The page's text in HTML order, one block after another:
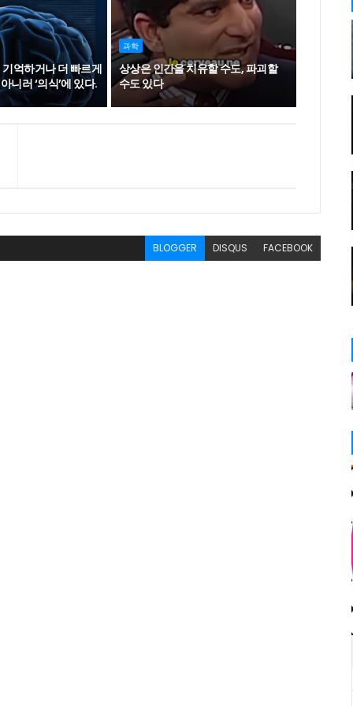
억하거나 더 빠르게
니러 ‘의식’에 있다.
과학
상상은 인간을 치유할 수도, 파괴할
수도 있다
BLOGGER DISQUS FACEBOOK